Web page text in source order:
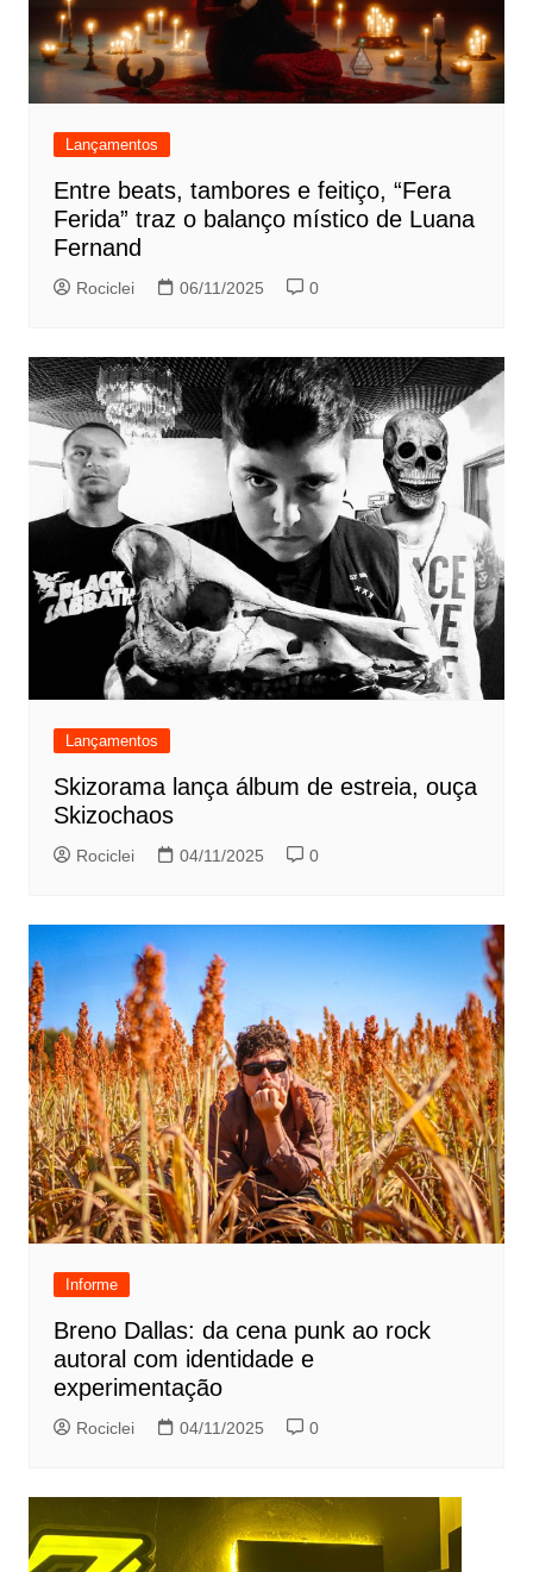
Lançamentos
Entre beats, tambores e feitiço, “Fera
Ferida” traz o balanço místico de Luana
Fernand
Rociclei 06/11/2025 0
Lançamentos
Skizorama lança álbum de estreia, ouça
Skizochaos
Rociclei 04/11/2025 0
Informe
Breno Dallas: da cena punk ao rock
autoral com identidade e
experimentação
Rociclei 04/11/2025 0